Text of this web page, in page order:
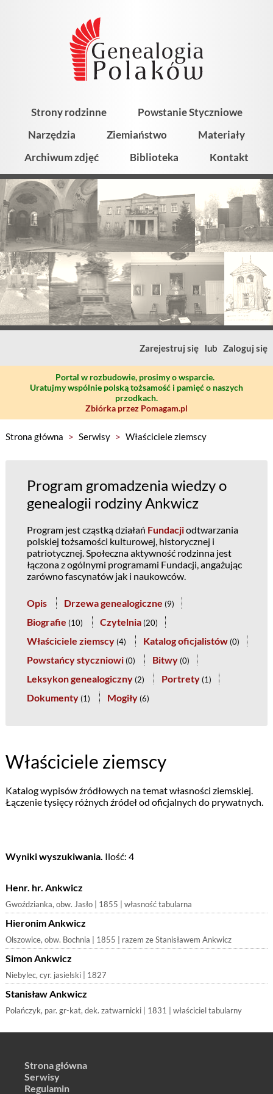
Strony rodzinne
Powstanie Styczniowe
Narzędzia
Ziemiaństwo
Materiały
Archiwum zdjęć
Biblioteka Kontakt
Zarejestruj się lub Zaloguj się
Portal w rozbudowie, prosimy o wsparcie.
Uratujmy wspólnie polską tożsamość i pamięć o naszych
przodkach.
Zbiórka przez Pomagam.pl
Strona główna > Serwisy > Właściciele ziemscy
Program gromadzenia wiedzy o
genealogii rodziny Ankwicz
Program jest cząstką działań Fundacjiodtwarzania
polskiej tożsamości kulturowej, historycznej i
patriotycznej. Społeczna aktywność rodzinna jest
łączona z ogólnymi programami Fundacji, angażując
zarówno fascynatów jak i naukowców.
Opis Drzewa genealogiczne (9)
Biografie (10) Czytelnia (20)
Właściciele ziemscy (4) Katalog oficjalistów (0)
Powstańcy styczniowi (0) Bitwy (0)
Leksykon genealogiczny (2) Portrety (1)
Dokumenty (1) Mogiły (6)
Właściciele ziemscy
Katalog wypisów źródłowych na temat własności ziemskiej.
Łączenie tysięcy różnych źródeł od oficjalnych do prywatnych.
Wyniki wyszukiwania. Ilość: 4
Henr. hr. Ankwicz
Gwoździanka, obw. Jasło | 1855 | własność tabularna
Hieronim Ankwicz
Olszowice, obw. Bochnia | 1855 | razem ze Stanisławem Ankwicz
Simon Ankwicz
Niebylec, cyr. jasielski | 1827
Stanisław Ankwicz
Polańczyk, par. gr-kat, dek. zatwarnicki | 1831 | właściciel tabularny
Strona główna
Serwisy
Regulamin